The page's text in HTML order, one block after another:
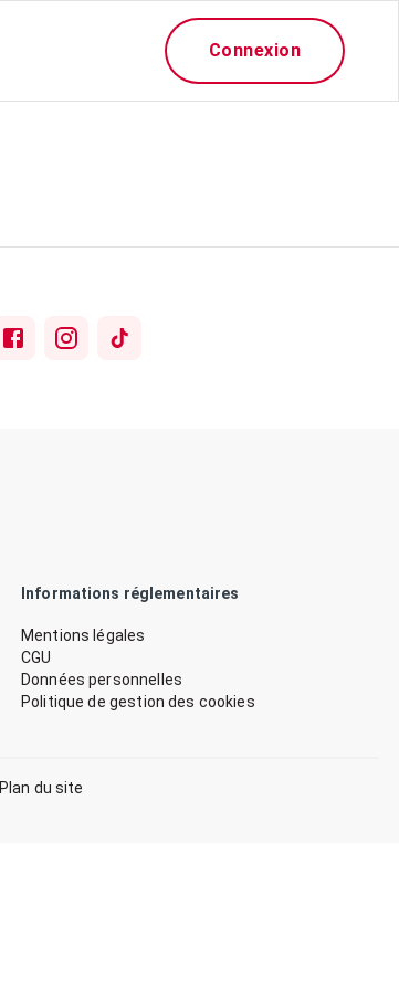
Connexion
Informations réglementaires
Mentions légales
CGU
Données personnelles
Politique de gestion des cookies
Plan du site